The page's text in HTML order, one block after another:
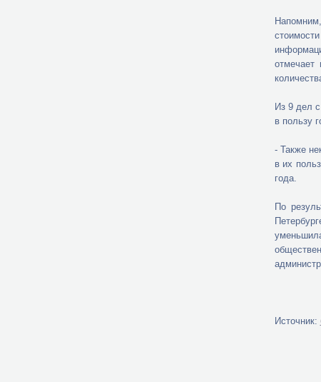
отмечает
Из 9 дел
в пользу
- Также
в их
года.
По
Источник: